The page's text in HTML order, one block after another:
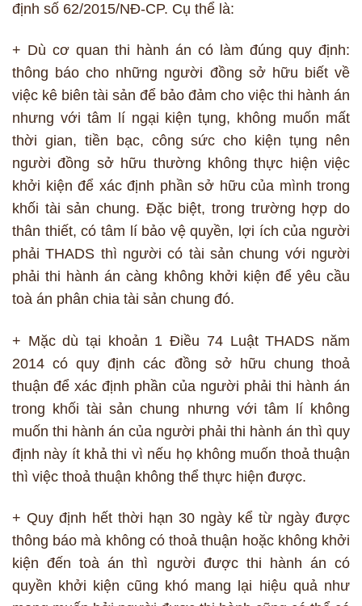
định số 62/2015/NĐ-CP. Cụ thể là:
+ Dù cơ quan thi hành án có làm đúng quy định:
thông báo cho những người đồng sở hữu biết về
việc kê biên tài sản để bảo đảm cho việc thi hành án
nhưng với tâm lí ngại kiện tụng, không muốn mất
thời gian, tiền bạc, công sức cho kiện tụng nên
người đồng sở hữu thường không thực hiện việc
khởi kiện để xác định phần sở hữu của mình trong
khối tài sản chung. Đặc biệt, trong trường hợp do
thân thiết, có tâm lí bảo vệ quyền, lợi ích của người
phải THADS thì người có tài sản chung với người
phải thi hành án càng không khởi kiện để yêu cầu
toà án phân chia tài sản chung đó.
+ Mặc dù tại khoản 1 Điều 74 Luật THADS năm
2014 có quy định các đồng sở hữu chung thoả
thuận để xác định phần của người phải thi hành án
trong khối tài sản chung nhưng với tâm lí không
muốn thi hành án của người phải thi hành án thì quy
định này ít khả thi vì nếu họ không muốn thoả thuận
thì việc thoả thuận không thể thực hiện được.
+ Quy định hết thời hạn 30 ngày kể từ ngày được
thông báo mà không có thoả thuận hoặc không khởi
kiện đến toà án thì người được thi hành án có
quyền khởi kiện cũng khó mang lại hiệu quả như